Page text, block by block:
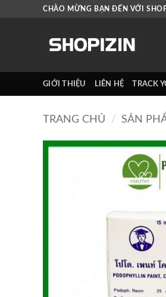
CHÀO MỪNG BẠN ĐẾN VỚI
GIỚI THIỆU LIÊN HỆ TRACK
TRANG CHỦ / SẢN